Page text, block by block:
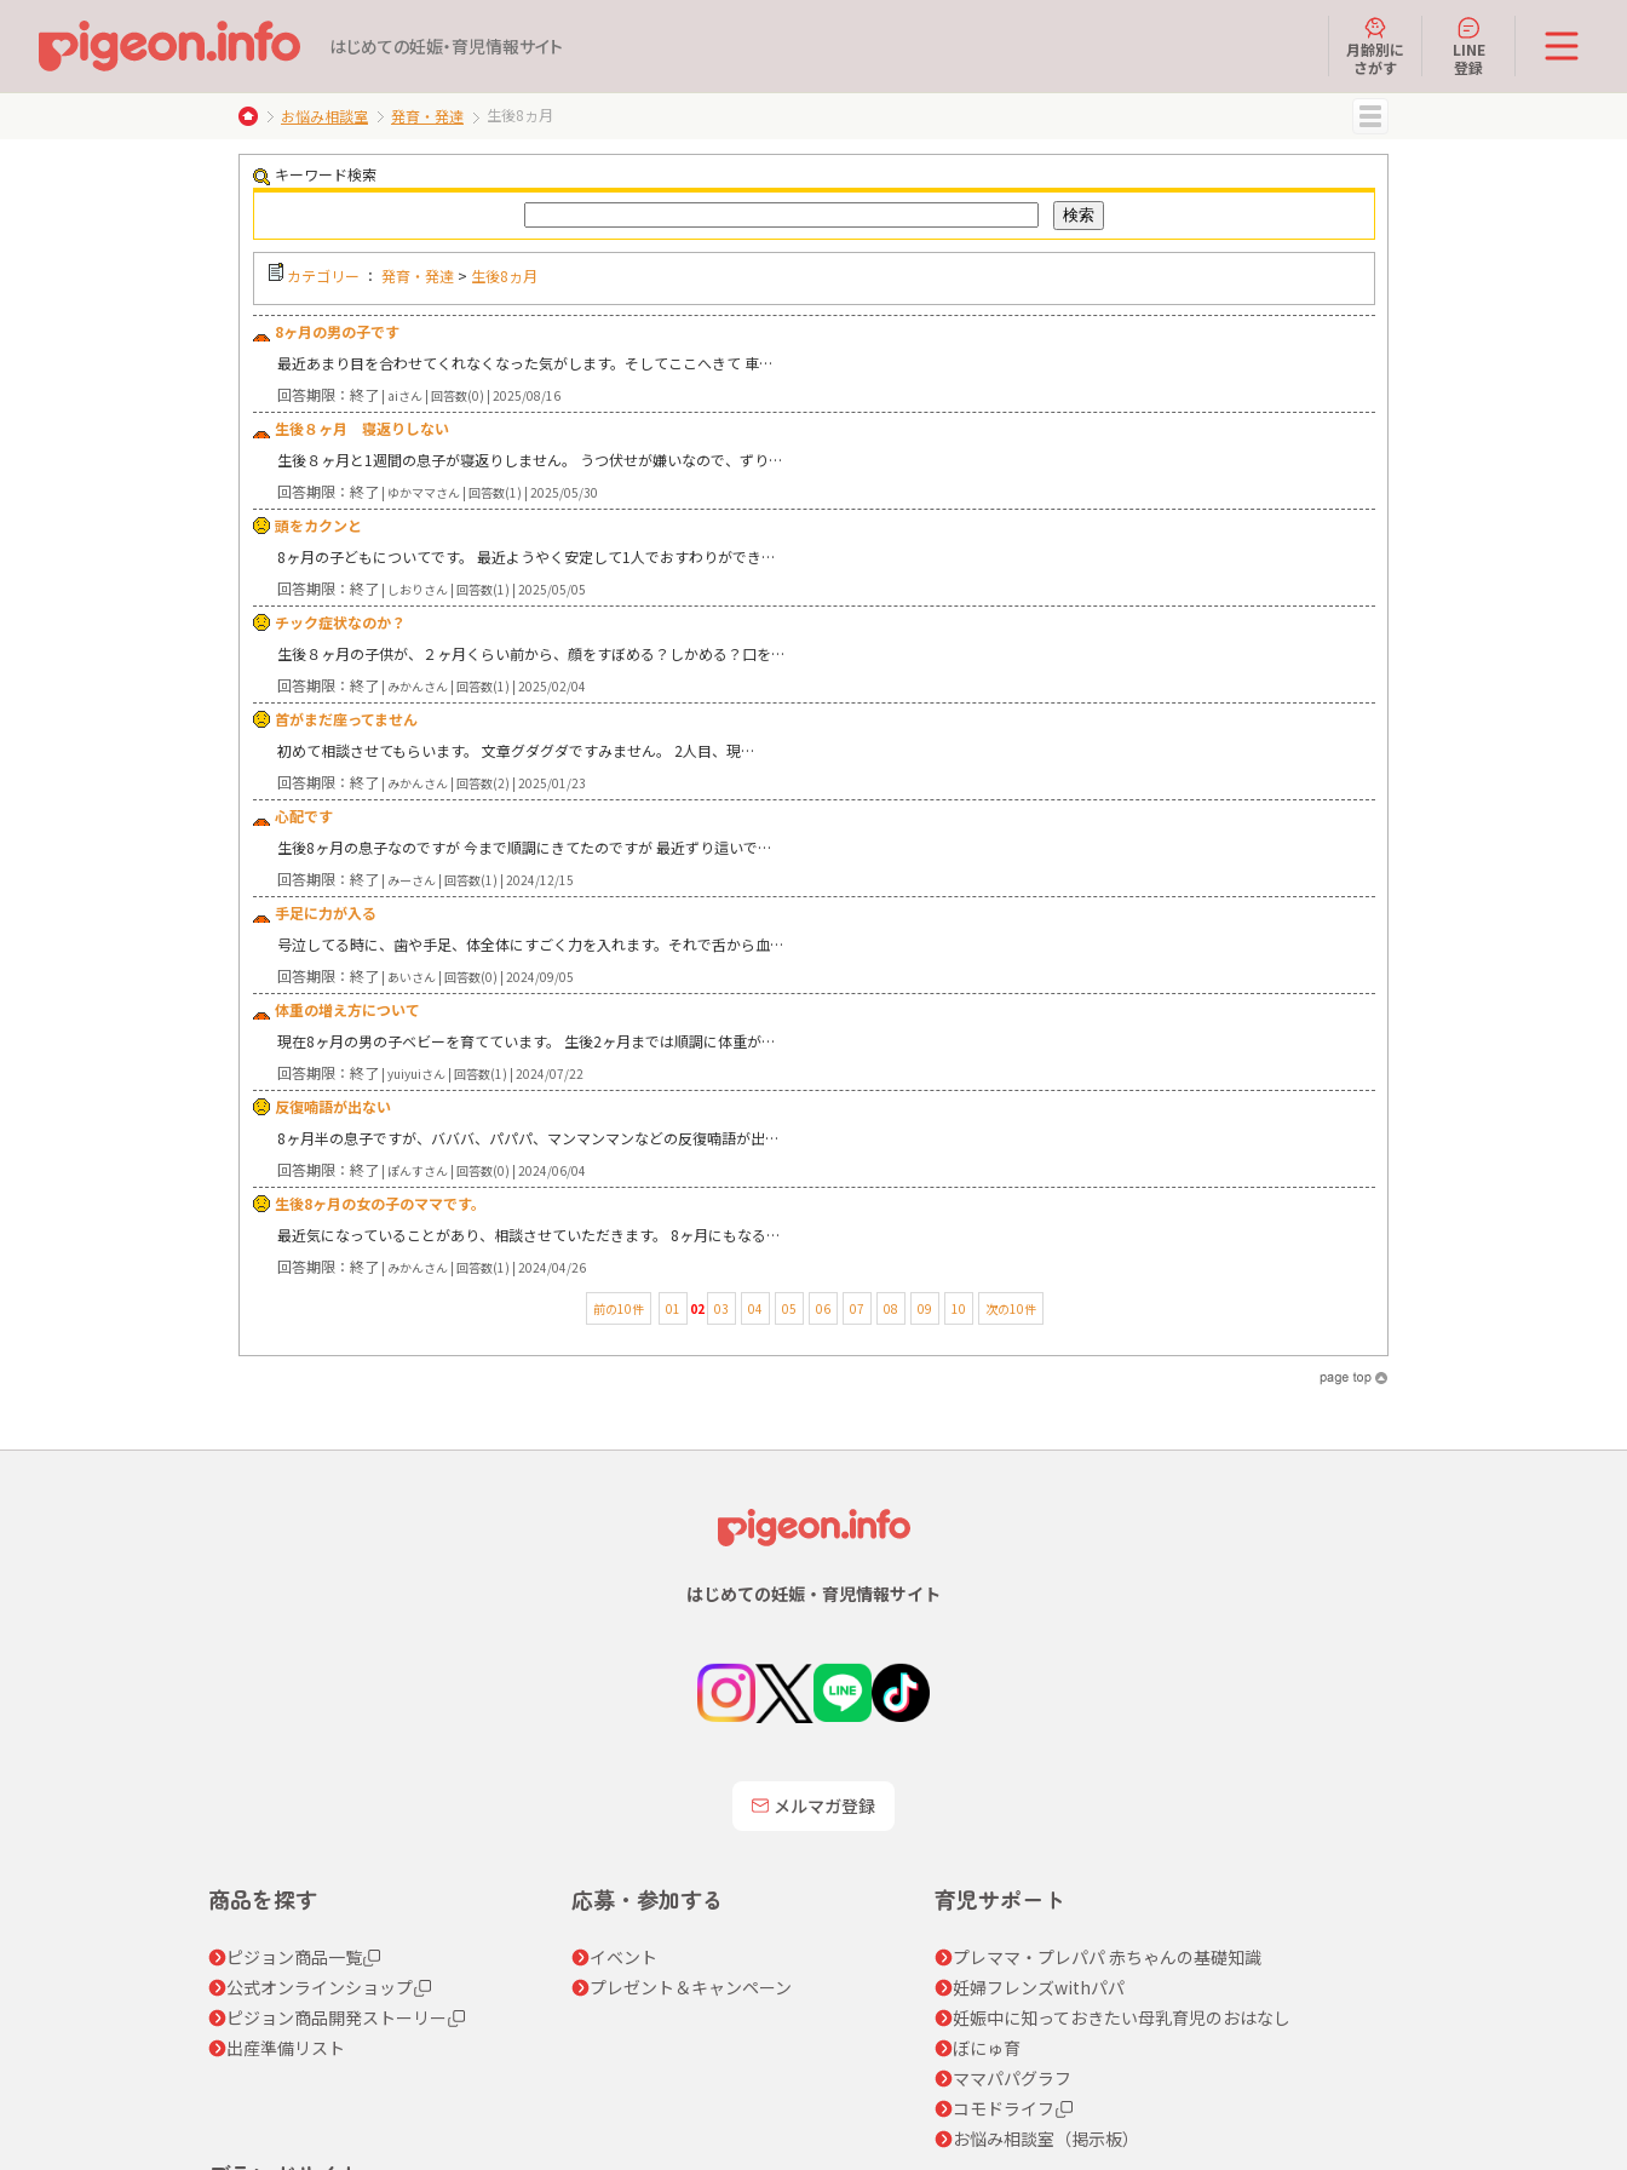
はじめての妊娠・育児情報サイト
月齢別に
さがす
LINE
登録
MENU
お悩み相談室 発育・発達 生後8ヵ月
キーワード検索
カテゴリー ： 発育・発達 > 生後8ヵ月
8ヶ月の男の子です
最近あまり目を合わせてくれなくなった気がします。そしてここへきて 車…
回答期限：終了 | aiさん | 回答数(0) | 2025/08/16
生後８ヶ月 寝返りしない
生後８ヶ月と1週間の息子が寝返りしません。 うつ伏せが嫌いなので、ずり…
回答期限：終了 | ゆかママさん | 回答数(1) | 2025/05/30
頭をカクンと
8ヶ月の子どもについてです。 最近ようやく安定して1人でおすわりができ…
回答期限：終了 | しおりさん | 回答数(1) | 2025/05/05
チック症状なのか？
生後８ヶ月の子供が、２ヶ月くらい前から、顔をすぼめる？しかめる？口を…
回答期限：終了 | みかんさん | 回答数(1) | 2025/02/04
首がまだ座ってません
初めて相談させてもらいます。 文章グダグダですみません。 2人目、現…
回答期限：終了 | みかんさん | 回答数(2) | 2025/01/23
心配です
生後8ヶ月の息子なのですが 今まで順調にきてたのですが 最近ずり這いで…
回答期限：終了 | みーさん | 回答数(1) | 2024/12/15
手足に力が入る
号泣してる時に、歯や手足、体全体にすごく力を入れます。それで舌から血…
回答期限：終了 | あいさん | 回答数(0) | 2024/09/05
体重の増え方について
現在8ヶ月の男の子ベビーを育てています。 生後2ヶ月までは順調に体重が…
回答期限：終了 | yuiyuiさん | 回答数(1) | 2024/07/22
反復喃語が出ない
8ヶ月半の息子ですが、バババ、パパパ、マンマンマンなどの反復喃語が出…
回答期限：終了 | ぽんすさん | 回答数(0) | 2024/06/04
生後8ヶ月の女の子のママです。
最近気になっていることがあり、相談させていただきます。 8ヶ月にもなる…
回答期限：終了 | みかんさん | 回答数(1) | 2024/04/26
前の10件 01 02 03 04 05 06 07 08 09 10 次の10件
はじめての妊娠・育児情報サイト
メルマガ登録
商品を探す
ピジョン商品一覧
公式オンラインショップ
ピジョン商品開発ストーリー
出産準備リスト
応募・参加する
イベント
プレゼント＆キャンペーン
育児サポート
プレママ・プレパパ 赤ちゃんの基礎知識
妊婦フレンズwithパパ
妊娠中に知っておきたい母乳育児のおはなし
ぼにゅ育
ママパパグラフ
コモドライフ
お悩み相談室（掲示板）